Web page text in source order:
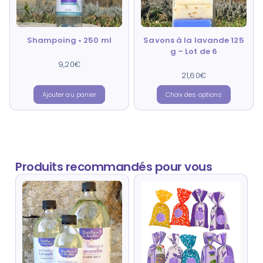
Shampoing • 250 ml
Note
4.84
9,20€
Ajouter au panier
Savons à la lavande 125
g – Lot de 6
Note
4.86
21,60€
Choix des options
Produits recommandés pour vous